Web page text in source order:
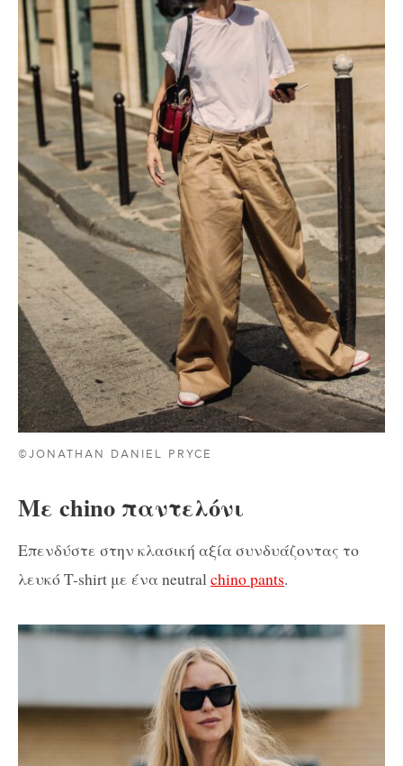
©JONATHAN DANIEL PRYCE
Με chino παντελόνι
Επενδύστε στην κλασική αξία συνδυάζοντας το
λευκό T-shirt με ένα neutralchino pants.